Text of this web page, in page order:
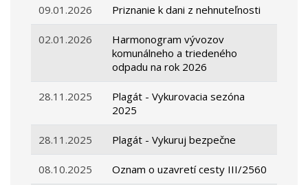
09.01.2026 Priznanie k dani z nehnuteľnosti
02.01.2026
Harmonogram vývozov
komunálneho a triedeného
odpadu na rok 2026
28.11.2025
Plagát - Vykurovacia sezóna
2025
28.11.2025 Plagát - Vykuruj bezpečne
08.10.2025 Oznam o uzavretí cesty III/2560